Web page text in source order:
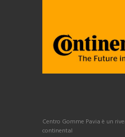
Centro Gomme Pavia è un
continental